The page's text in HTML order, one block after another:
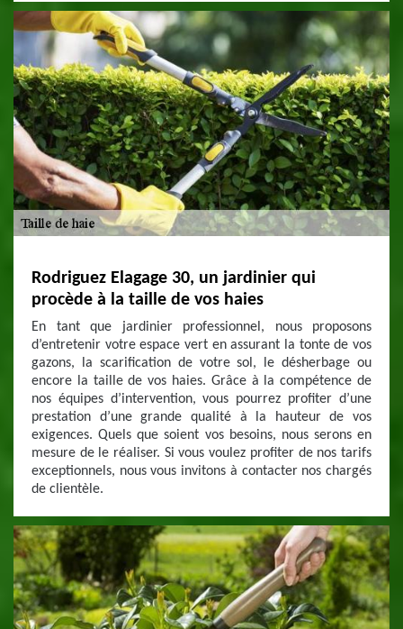
Rodriguez Elagage 30, un jardinier qui
procède à la taille de vos haies
En tant que jardinier professionnel, nous proposons
d’entretenir votre espace vert en assurant la tonte de vos
gazons, la scarification de votre sol, le désherbage ou
encore la taille de vos haies. Grâce à la compétence de
nos équipes d’intervention, vous pourrez profiter d’une
prestation d’une grande qualité à la hauteur de vos
exigences. Quels que soient vos besoins, nous serons en
mesure de le réaliser. Si vous voulez profiter de nos tarifs
exceptionnels, nous vous invitons à contacter nos chargés
de clientèle.